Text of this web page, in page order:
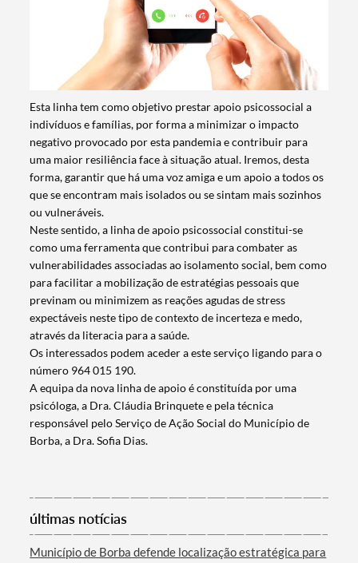
Termo de Pesquisa
Categorias gerais
Filtros
Esta linha tem como objetivo prestar apoio psicossocial a
indivíduos e famílias, por forma a minimizar o impacto
negativo provocado por esta pandemia e contribuir para
uma maior resiliência face à situação atual. Iremos, desta
forma, garantir que há uma voz amiga e um apoio a todos os
que se encontram mais isolados ou se sintam mais sozinhos
ou vulneráveis.
Neste sentido, a linha de apoio psicossocial constitui-se
como uma ferramenta que contribui para combater as
vulnerabilidades associadas ao isolamento social, bem como
para facilitar a mobilização de estratégias pessoais que
previnam ou minimizem as reações agudas de stress
expectáveis neste tipo de contexto de incerteza e medo,
através da literacia para a saúde.
Os interessados podem aceder a este serviço ligando para o
número 964 015 190.
A equipa da nova linha de apoio é constituída por uma
psicóloga, a Dra. Cláudia Brinquete e pela técnica
responsável pelo Serviço de Ação Social do Município de
Borba, a Dra. Sofia Dias.
últimas notícias
Município de Borba defende localização estratégica para